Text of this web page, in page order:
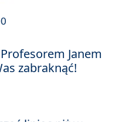
Janem
zabraknąć!